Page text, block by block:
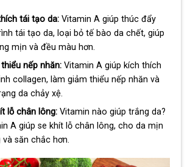
tái tạo da: Vitamin A giúp thúc đẩy
tái tạo da, loại bỏ tế bào da chết, giúp
mịn và đều màu hơn.
nếp nhăn: Vitamin A giúp kích thích
collagen, làm giảm thiểu nếp nhăn và
da chảy xệ.
lỗ chân lông: Vitamin nào giúp trắng da?
A giúp se khít lỗ chân lông, cho da mịn
và săn chắc hơn.